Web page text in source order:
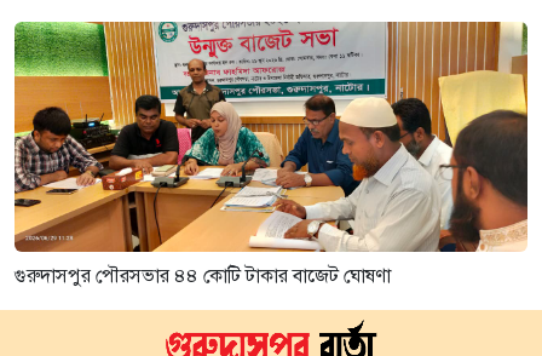
গুরুদাসপুর পৌরসভার ৪৪ কোটি টাকার বাজেট ঘোষণা